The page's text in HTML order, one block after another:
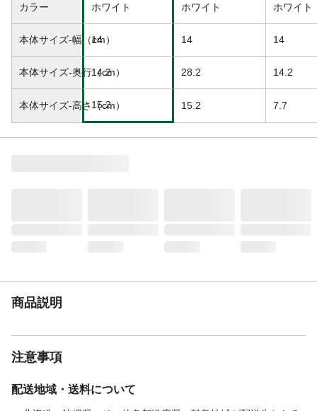
カラー ホワイト ホワイト ホワイト
本体サイズ-幅（cm）
14 14 14
本体サイズ-奥行（cm）
14.2 28.2 14.2
本体サイズ-高さ（cm）
15.2 15.2 7.7
商品説明
注意事項
配送地域・送料について